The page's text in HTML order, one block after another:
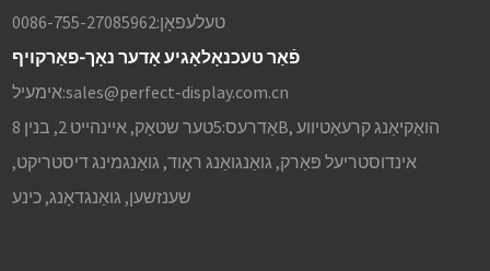
טעלעפאָן:0086-755-27085962
פֿאַר טעכנאָלאָגיע אָדער נאָך-פאַרקויף
אימעיל:sales@perfect-display.com.cn
אַדרעס:
5טער שטאָק, איינהייט 2, בנין 8B, הואַקיאַנג קרעאַטיווע
אינדוסטריעל פּאַרק, גואַנגואַנג ראָוד, גואַנגמינג דיסטריקט,
שענזשען, גואַנגדאָנג, כינע